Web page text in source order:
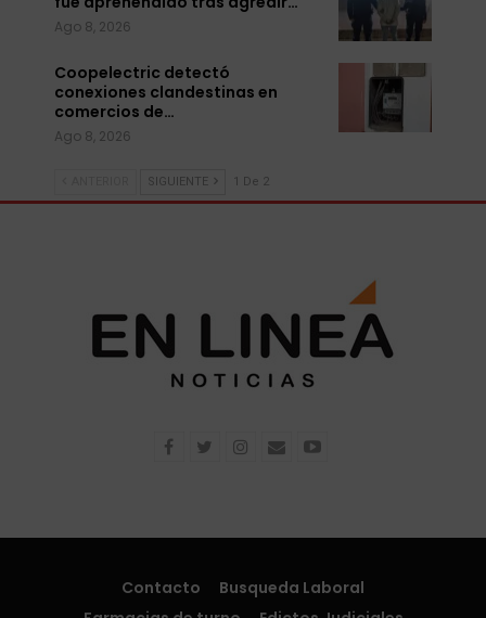
Ago 8, 2026
Coopelectric detectó
conexiones clandestinas en
comercios de…
Ago 8, 2026
SIGUIENTE 1 De 2
Contacto
Busqueda Laboral